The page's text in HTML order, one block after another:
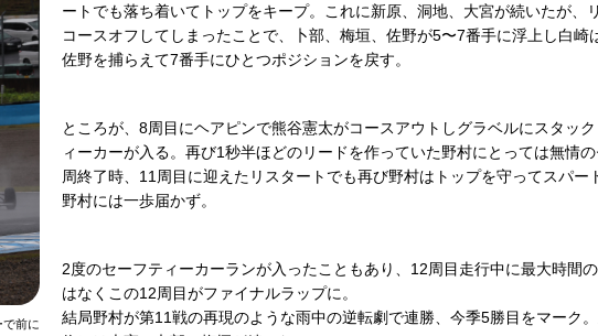
で前に
ートでも落ち着いてトップをキープ。これに新原、洞地、大宮が続いたが、
コースオフしてしまったことで、卜部、梅垣、佐野が5〜7番手に浮上し白崎
佐野を捕らえて7番手にひとつポジションを戻す。
ところが、8周目にヘアピンで熊谷憲太がコースアウトしグラベルにスタッ
ィーカーが入る。再び1秒半ほどのリードを作っていた野村にとっては無情
周終了時、11周目に迎えたリスタートでも再び野村はトップを守ってスパー
野村には一歩届かず。
2度のセーフティーカーランが入ったこともあり、12周目走行中に最大時間
はなくこの12周目がファイナルラップに。
結局野村が第11戦の再現のような雨中の逆転劇で連勝、今季5勝目をマーク